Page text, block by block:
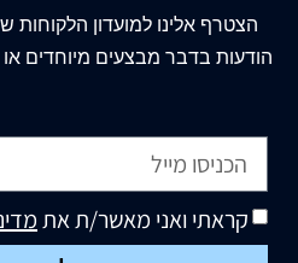
הצטרף אלינו למועדון הלקוחות
הודעות בדבר מבצעים מיוחדים או
קראתי ואני מאשר/ת את